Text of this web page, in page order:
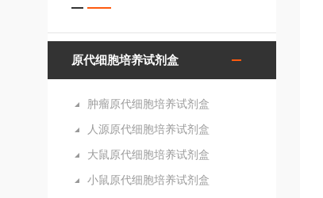
原代细胞培养试剂盒
肿瘤原代细胞培养试剂盒
人源原代细胞培养试剂盒
大鼠原代细胞培养试剂盒
小鼠原代细胞培养试剂盒